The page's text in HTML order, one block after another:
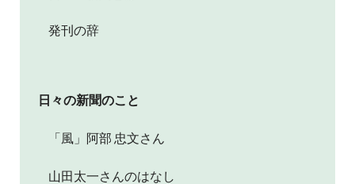
発刊の辞
日々の新聞のこと
「風」阿部 忠文さん
山田太一さんのはなし